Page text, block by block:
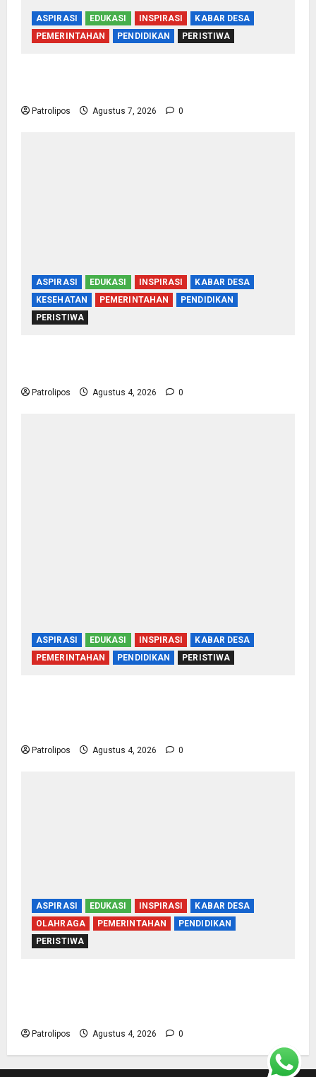
ASPIRASI EDUKASI INSPIRASI
KABAR DESA
PEMERINTAHAN
PENDIDIKAN PERISTIWA
Patrolipos Agustus 7, 2026 0
ASPIRASI EDUKASI INSPIRASI
KABAR DESA
KESEHATAN
PEMERINTAHAN
PENDIDIKAN
PERISTIWA
Patrolipos Agustus 4, 2026 0
ASPIRASI EDUKASI INSPIRASI
KABAR DESA
PEMERINTAHAN
PENDIDIKAN PERISTIWA
Patrolipos Agustus 4, 2026 0
ASPIRASI EDUKASI INSPIRASI
KABAR DESA
OLAHRAGA
PEMERINTAHAN
PENDIDIKAN
PERISTIWA
Patrolipos Agustus 4, 2026 0